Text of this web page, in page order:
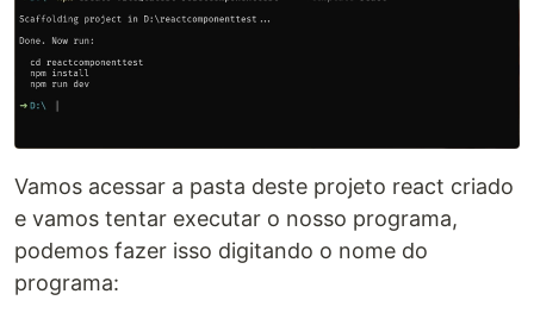
Vamos acessar a pasta deste projeto react criado
e vamos tentar executar o nosso programa,
podemos fazer isso digitando o nome do
programa: